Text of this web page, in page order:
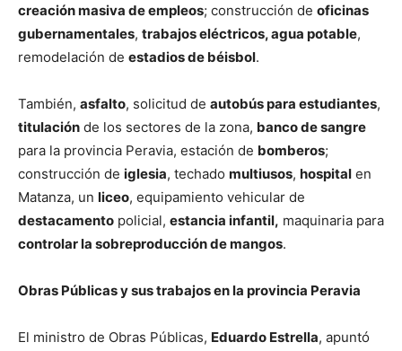
creación masiva de empleos; construcción de oficinas
gubernamentales, trabajos eléctricos, agua potable,
remodelación de estadios de béisbol.
También, asfalto, solicitud de autobús para estudiantes,
titulación de los sectores de la zona, banco de sangre
para la provincia Peravia, estación de bomberos;
construcción de iglesia, techado multiusos, hospital en
Matanza, un liceo, equipamiento vehicular de
destacamento policial, estancia infantil, maquinaria para
controlar la sobreproducción de mangos.
Obras Públicas y sus trabajos en la provincia Peravia
El ministro de Obras Públicas, Eduardo Estrella, apuntó